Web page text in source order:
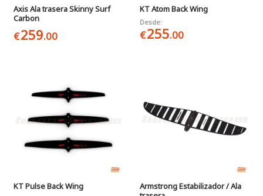
Axis Ala trasera Skinny Surf
Carbon
€259.00
KT Atom Back Wing
Desde:
€255.00
KT Pulse Back Wing
Armstrong Estabilizador / Ala